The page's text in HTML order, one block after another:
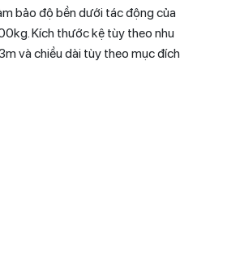
bảo độ bền dưới tác động của
Kích thước kệ tùy theo nhu
và chiều dài tùy theo mục đích